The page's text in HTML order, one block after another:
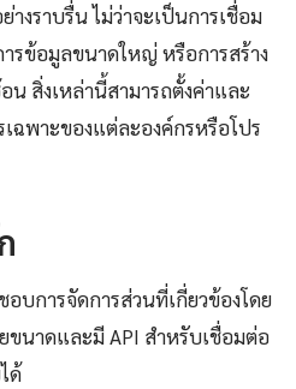
งราบรื่น ไม่ว่าจะเป็นการเชื่อม
รข้อมูลขนาดใหญ่ หรือการสร้าง
สิ่งเหล่านี้สามารถตั้งค่าและ
ฉพาะของแต่ละองค์กรหรือโปร
อบการจัดการส่วนที่เกี่ยวข้องโดย
ขนาดและมี API สำหรับเชื่อมต่อ
ด้